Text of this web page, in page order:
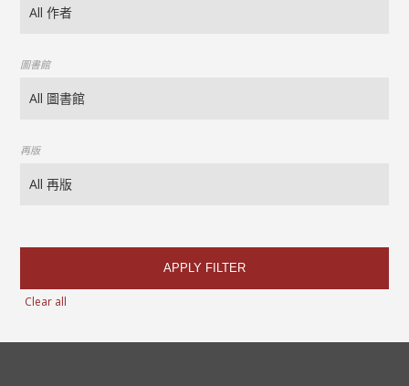
圖書館
再版
APPLY FILTER
Clear all